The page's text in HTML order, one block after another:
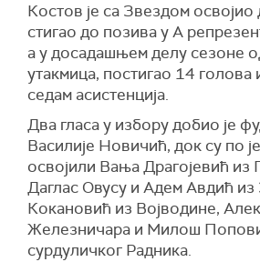
Костов је са Звездом освојио
стигао до позива у А
а у досадашњем делу сезоне
утакмица, постигао 14
седам асистенција.
Два гласа у избору добио је
Василије Новичић, док су по
освојили Вања Драгојевић из
Даглас Овусу и Адем Авдић из
Кокановић из Војводине,
Железничара и Милош
сурдуличког Радника.